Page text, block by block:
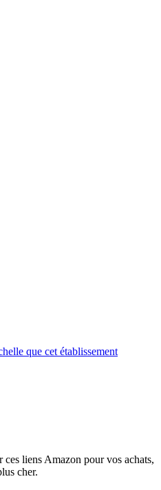
que cet établissement
liens Amazon pour vos achats,
cher.